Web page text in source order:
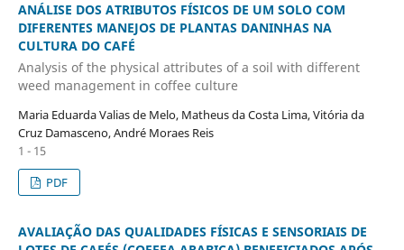
ANÁLISE DOS ATRIBUTOS FÍSICOS DE UM SOLO COM
DIFERENTES MANEJOS DE PLANTAS DANINHAS NA
CULTURA DO CAFÉ
Analysis of the physical attributes of a soil with different
weed management in coffee culture
Maria Eduarda Valias de Melo, Matheus da Costa Lima, Vitória da
Cruz Damasceno, André Moraes Reis
1 - 15
PDF
AVALIAÇÃO DAS QUALIDADES FÍSICAS E SENSORIAIS DE